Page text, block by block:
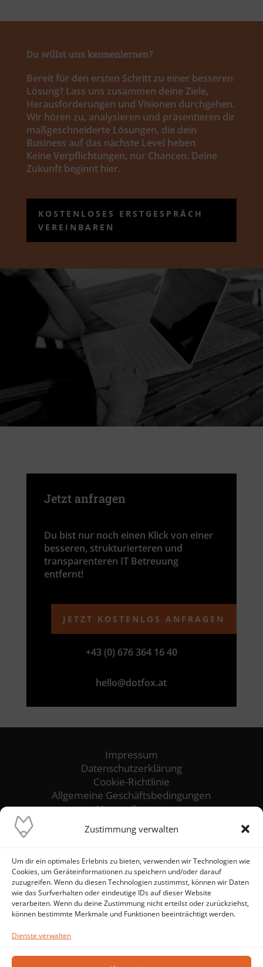
Zustimmung verwalten
Um dir ein optimales Erlebnis zu bieten, verwenden wir Technologien wie
Cookies, um Geräteinformationen zu speichern und/oder darauf
zuzugreifen. Wenn du diesen Technologien zustimmst, können wir Daten
wie das Surfverhalten oder eindeutige IDs auf dieser Website
verarbeiten. Wenn du deine Zustimmung nicht erteilst oder zurückziehst,
können bestimmte Merkmale und Funktionen beeinträchtigt werden.
Dienste verwalten
Du willst uns kennenlernen?
Bereit für den ersten Schritt zu einer besseren
Lösung? Lass uns zusammen deine Ziele,
Herausforderungen und Visionen durchgehen.
Wir hören zu, analysieren und präsentieren dir
maßgeschneiderte Lösungen, die dein
Business auf das nächste Level heben.
Keine Verpflichtungen, nur Chancen. Deine
Zukunft beginnt hier.
KOSTENLOSES ERSTGESPRÄCH
VEREINBAREN
Jetzt anfragen
Du bist nur noch einen Klick von einer
besseren, strukturierteren und
transparenteren IT Betreuung
entfernt!
JETZT KOSTENLOS ANFRAGEN
+43 (0) 676 364 16 40
hello@dotfox.at
Impressum
Datenschutzerklärung
Cookie-Richtlinie
Allgemeine Geschäftsbedingungen
Versandkosten
sicherzustellen. Wir stehen dir als
zuverlässiger IT-Ansprechpartner zur Seite
und setzen alles daran, IT-Probleme von
vornherein zu verhindern – statt Brände zu
löschen.